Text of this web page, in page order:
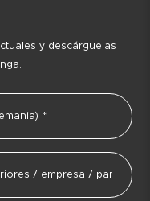
y descárguelas